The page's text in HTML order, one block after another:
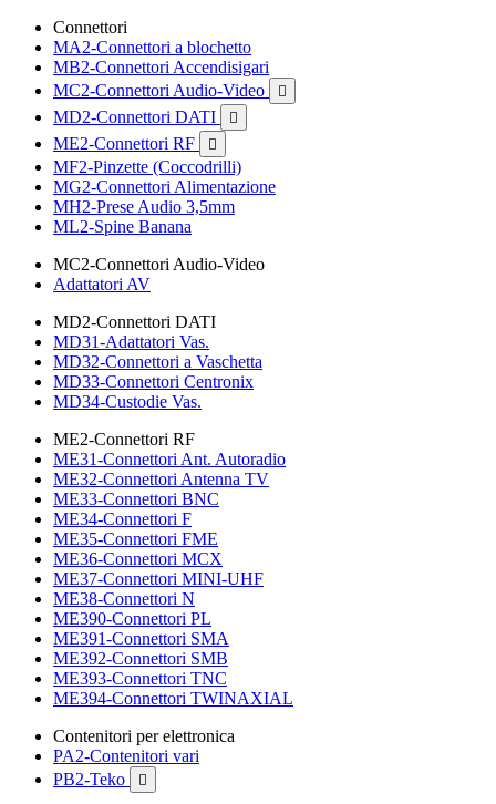
Connettori
MA2-Connettori a blochetto
MB2-Connettori Accendisigari
MC2-Connettori Audio-Video

MD2-Connettori DATI 
ME2-Connettori RF 
MF2-Pinzette (Coccodrilli)
MG2-Connettori Alimentazione
MH2-Prese Audio 3,5mm
ML2-Spine Banana
MC2-Connettori Audio-Video
Adattatori AV
MD2-Connettori DATI
MD31-Adattatori Vas.
MD32-Connettori a Vaschetta
MD33-Connettori Centronix
MD34-Custodie Vas.
ME2-Connettori RF
ME31-Connettori Ant. Autoradio
ME32-Connettori Antenna TV
ME33-Connettori BNC
ME34-Connettori F
ME35-Connettori FME
ME36-Connettori MCX
ME37-Connettori MINI-UHF
ME38-Connettori N
ME390-Connettori PL
ME391-Connettori SMA
ME392-Connettori SMB
ME393-Connettori TNC
ME394-Connettori TWINAXIAL
Contenitori per elettronica
PA2-Contenitori vari
PB2-Teko
